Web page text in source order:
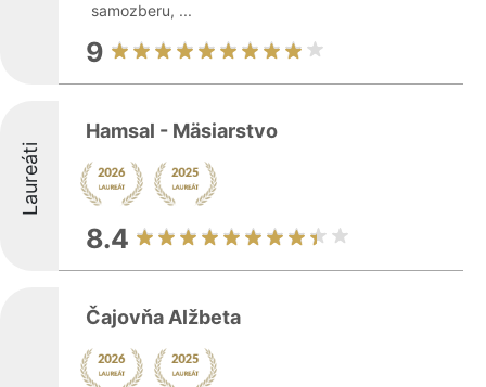
samozberu, ...
9
Laureáti
Hamsal - Mäsiarstvo
8.4
Čajovňa Alžbeta